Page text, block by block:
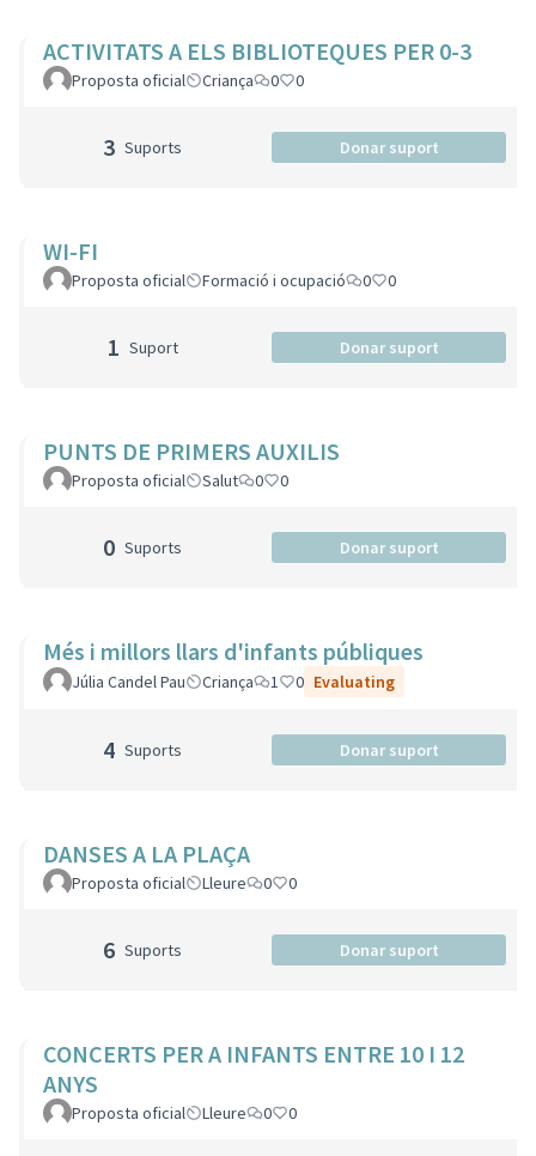
ACTIVITATS A ELS BIBLIOTEQUES PER 0-3
Proposta oficial Criança 0 0
3 Suports Donar suport
WI-FI
Proposta oficial Formació i ocupació 0 0
1 Suport Donar suport
PUNTS DE PRIMERS AUXILIS
Proposta oficial Salut 0 0
0 Suports Donar suport
Més i millors llars d'infants públiques
Júlia Candel Pau Criança 1 0 Evaluating
4 Suports Donar suport
DANSES A LA PLAÇA
Proposta oficial Lleure 0 0
6 Suports Donar suport
CONCERTS PER A INFANTS ENTRE 10 I 12
ANYS
Proposta oficial Lleure 0 0